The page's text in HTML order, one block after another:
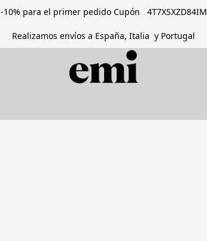
-10% para el primer pedido Cupón 4T7XSXZD84IM
Realizamos envíos a España, Italia y Portugal